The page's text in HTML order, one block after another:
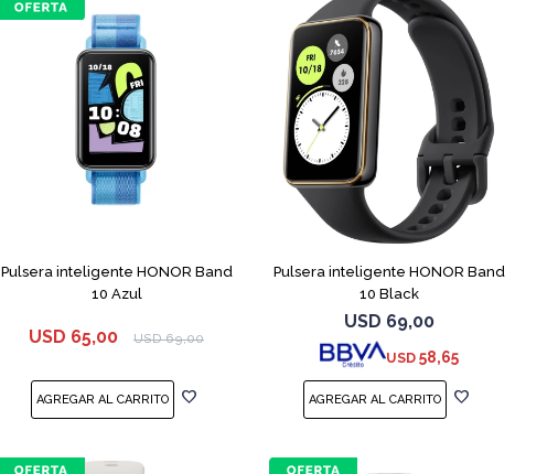
Pulsera inteligente HONOR Band
10 Azul
USD 65,00 USD 69,00
Pulsera inteligente HONOR Band
10 Black
USD 69,00
USD 58,65